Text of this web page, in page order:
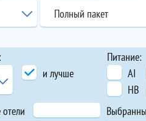
Полный пакет
и лучше
Питание:
AI
HB
отели